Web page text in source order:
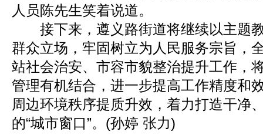
人员陈先生笑着说道。
接下来，遵义路街道将继续以主题
群众立场，牢固树立为人民服务宗旨，
站社会治安、市容市貌整治提升工作，
管理有机结合，进一步提高工作精度和
周边环境秩序提质升效，着力打造干净
的“城市窗口”。(孙婷 张力)